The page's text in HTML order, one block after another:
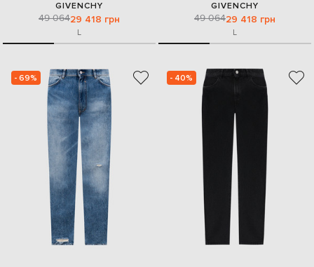
GIVENCHY
49 06429 418 грн
L
GIVENCHY
49 06429 418 грн
L
- 69% - 40%